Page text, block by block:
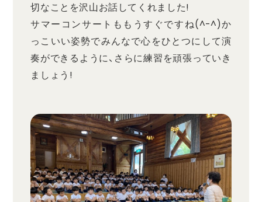
切なことを沢山お話してくれました!
サマーコンサートももうすぐですね(^-^)か
っこいい姿勢でみんなで心をひとつにして演
奏ができるように、さらに練習を頑張っていき
ましょう!